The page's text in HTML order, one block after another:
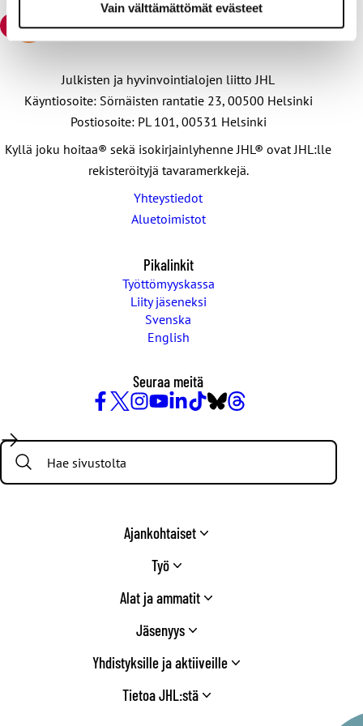
Vain välttämättömät evästeet
Julkisten ja hyvinvointialojen liitto JHL
Käyntiosoite: Sörnäisten rantatie 23, 00500 Helsinki
Postiosoite: PL 101, 00531 Helsinki
Kyllä joku hoitaa® sekä isokirjainlyhenne JHL® ovat JHL:lle
rekisteröityjä tavaramerkkejä.
Yhteystiedot
Aluetoimistot
Pikalinkit
Työttömyyskassa
Liity jäseneksi
Svenska
English
Seuraa meitä
/
Twitter
Search:
Ajankohtaiset
Työ
Alat ja ammatit
Jäsenyys
Yhdistyksille ja aktiiveille
Tietoa JHL:stä